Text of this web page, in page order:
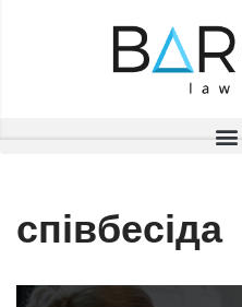
співбесіда